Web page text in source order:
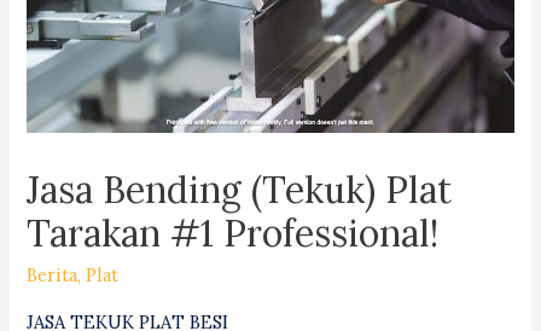
Jasa Bending (Tekuk) Plat
Tarakan #1 Professional!
Berita,Plat
JASA TEKUK PLAT BESI